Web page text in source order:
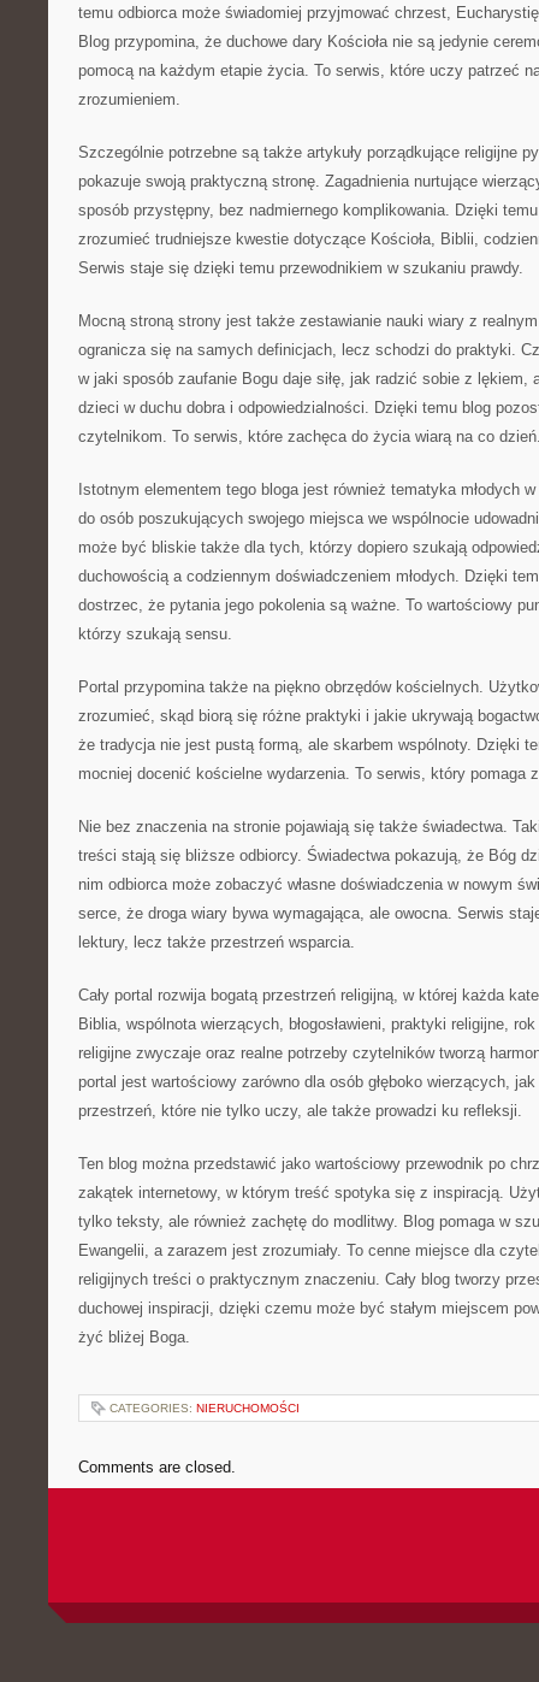
temu odbiorca może świadomiej przyjmować chrzest,
Blog przypomina, że duchowe dary Kościoła nie są jedynie
pomocą na każdym etapie życia. To serwis, które uczy patrzeć
zrozumieniem.
Szczególnie potrzebne są także artykuły porządkujące religijne
pokazuje swoją praktyczną stronę. Zagadnienia nurtujące
sposób przystępny, bez nadmiernego komplikowania. Dzięki
zrozumieć trudniejsze kwestie dotyczące Kościoła, Biblii,
Serwis staje się dzięki temu przewodnikiem w szukaniu prawdy.
Mocną stroną strony jest także zestawianie nauki wiary z
ogranicza się na samych definicjach, lecz schodzi do praktyki.
w jaki sposób zaufanie Bogu daje siłę, jak radzić sobie z lękiem,
dzieci w duchu dobra i odpowiedzialności. Dzięki temu blog
czytelnikom. To serwis, które zachęca do życia wiarą na co
Istotnym elementem tego bloga jest również tematyka młodych
do osób poszukujących swojego miejsca we wspólnocie
może być bliskie także dla tych, którzy dopiero szukają
duchowością a codziennym doświadczeniem młodych. Dzięki
dostrzec, że pytania jego pokolenia są ważne. To wartościowy
którzy szukają sensu.
Portal przypomina także na piękno obrzędów kościelnych.
zrozumieć, skąd biorą się różne praktyki i jakie ukrywają
że tradycja nie jest pustą formą, ale skarbem wspólnoty. Dzięki
mocniej docenić kościelne wydarzenia. To serwis, który pomaga
Nie bez znaczenia na stronie pojawiają się także świadectwa.
treści stają się bliższe odbiorcy. Świadectwa pokazują, że Bóg
nim odbiorca może zobaczyć własne doświadczenia w nowym
serce, że droga wiary bywa wymagająca, ale owocna. Serwis
lektury, lecz także przestrzeń wsparcia.
Cały portal rozwija bogatą przestrzeń religijną, w której każda
Biblia, wspólnota wierzących, błogosławieni, praktyki religijne,
religijne zwyczaje oraz realne potrzeby czytelników tworzą
portal jest wartościowy zarówno dla osób głęboko wierzących,
przestrzeń, które nie tylko uczy, ale także prowadzi ku refleksji.
Ten blog można przedstawić jako wartościowy przewodnik po
zakątek internetowy, w którym treść spotyka się z inspiracją.
tylko teksty, ale również zachętę do modlitwy. Blog pomaga w
Ewangelii, a zarazem jest zrozumiały. To cenne miejsce dla
religijnych treści o praktycznym znaczeniu. Cały blog tworzy
duchowej inspiracji, dzięki czemu może być stałym miejscem
żyć bliżej Boga.
CATEGORIES: NIERUCHOMOŚCI
Comments are closed.